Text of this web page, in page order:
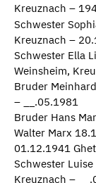
Kreuznach –
Schwester
Kreuznach –
Schwester Ella
Weinsheim,
Bruder
– __.05.1981
Bruder Hans
Walter Marx
01.12.1941
Schwester
Kreuznach –